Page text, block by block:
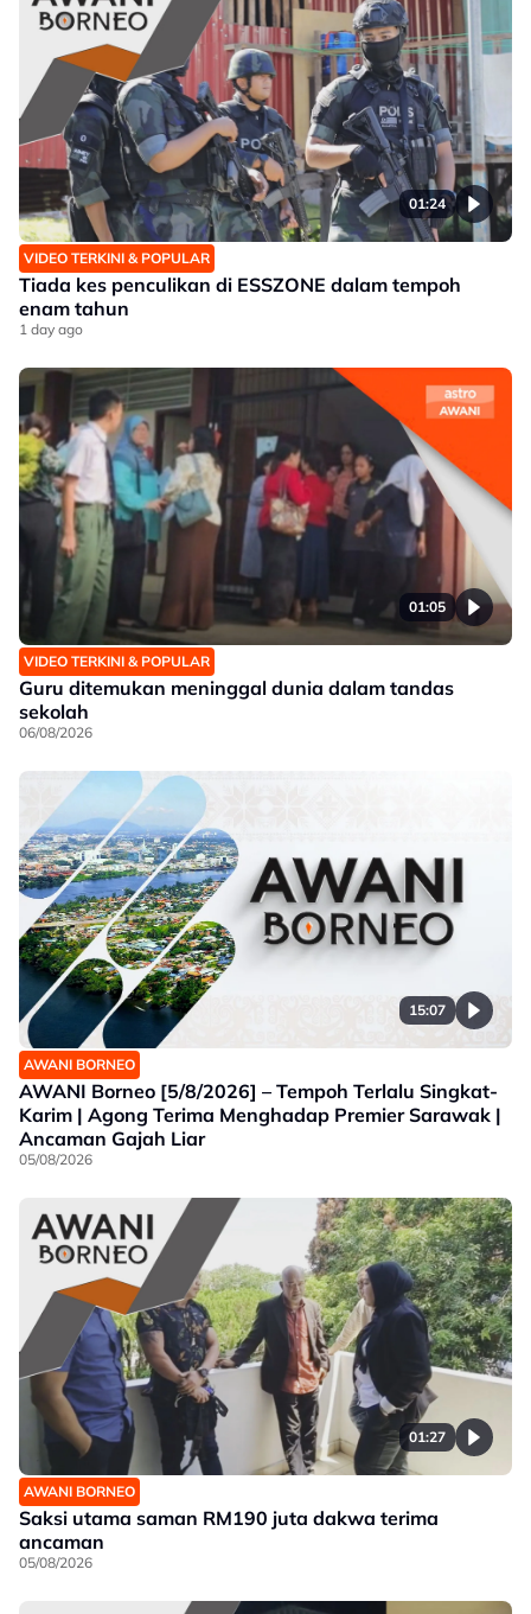
01:24
VIDEO TERKINI & POPULAR
Tiada kes penculikan di ESSZONE dalam tempoh
enam tahun
1 day ago
01:05
VIDEO TERKINI & POPULAR
Guru ditemukan meninggal dunia dalam tandas
sekolah
06/08/2026
15:07
AWANI BORNEO
AWANI Borneo [5/8/2026] – Tempoh Terlalu Singkat-
Karim | Agong Terima Menghadap Premier Sarawak |
Ancaman Gajah Liar
05/08/2026
01:27
AWANI BORNEO
Saksi utama saman RM190 juta dakwa terima
ancaman
05/08/2026